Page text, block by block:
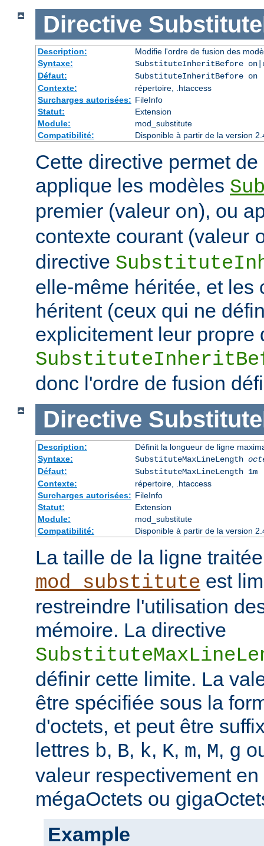
Directive
Description:
Modifie l'ordre de fusion des
Syntaxe:
SubstituteInheritBefore
Défaut:
SubstituteInheritBefore on
Contexte:
répertoire, .htaccess
Surcharges autorisées: FileInfo
Statut:
Extension
Module:
mod_substitute
Compatibilité:
Disponible à partir de la version
Cette directive permet
applique les modèles
premier (valeur on), ou
contexte courant (valeur
directive
elle-même héritée, et les
héritent (ceux qui ne
explicitement leur propre
donc l'ordre de fusion
Directive
Description:
Définit la longueur de ligne
Syntaxe:
SubstituteMaxLineLength
Défaut:
SubstituteMaxLineLength 1m
Contexte:
répertoire, .htaccess
Surcharges autorisées: FileInfo
Statut:
Extension
Module:
mod_substitute
Compatibilité:
Disponible à partir de la version
La taille de la ligne
mod_substitute est
restreindre l'utilisation
mémoire. La directive
définir cette limite. La
être spécifiée sous la
d'octets, et peut être
lettres b, B, k, K, m, M, g
valeur respectivement
mégaOctets ou
Example